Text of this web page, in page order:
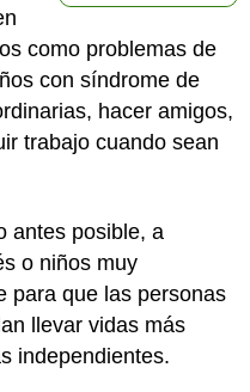
como problemas de
con síndrome de
hacer amigos,
trabajo cuando sean
antes posible, a
o niños muy
para que las personas
llevar vidas más
independientes.